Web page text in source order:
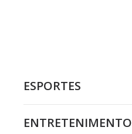
ESPORTES
ENTRETENIMENTO